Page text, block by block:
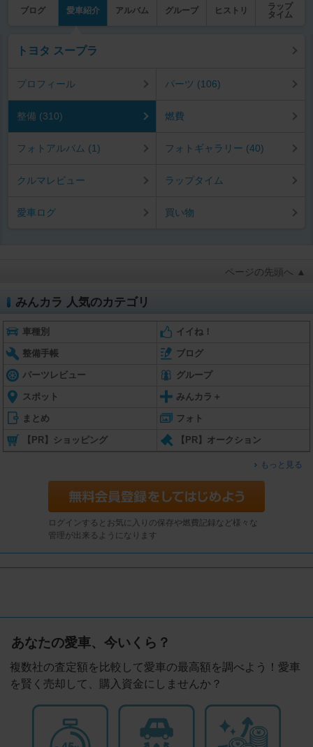
ブログ 愛車紹介 アルバム グループ ヒストリ
ラップ
タイム
トヨタ スープラ
プロフィール パーツ (106)
整備 (310) 燃費
フォトアルバム (1) フォトギャラリー (40)
クルマレビュー ラップタイム
愛車ログ 買い物
ページの先頭へ ▲
みんカラ 人気のカテゴリ
車種別 イイね！
整備手帳 ブログ
パーツレビュー グループ
スポット みんカラ＋
まとめ フォト
【PR】ショッピング 【PR】オークション
もっと見る
ログインするとお気に入りの保存や燃費記録など様々な
管理が出来るようになります
あなたの愛車、今いくら？
複数社の査定額を比較して愛車の最高額を調べよう！愛車
を賢く売却して、購入資金にしませんか？